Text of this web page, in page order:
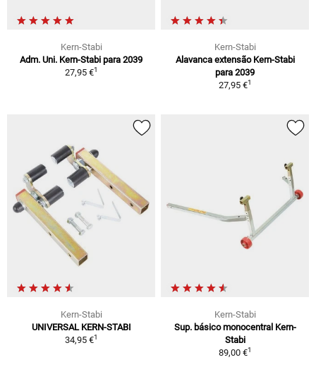
Kern-Stabi
Adm. Uni. Kern-Stabi para 2039
27,95 €1
Kern-Stabi
Alavanca extensão Kern-Stabi
para 2039
27,95 €1
Kern-Stabi
UNIVERSAL KERN-STABI
34,95 €1
Kern-Stabi
Sup. básico monocentral Kern-
Stabi
89,00 €1